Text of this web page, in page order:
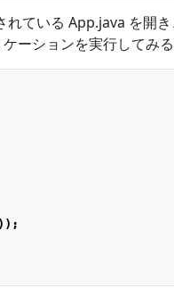
れている App.java を開
ーションを実行してみ